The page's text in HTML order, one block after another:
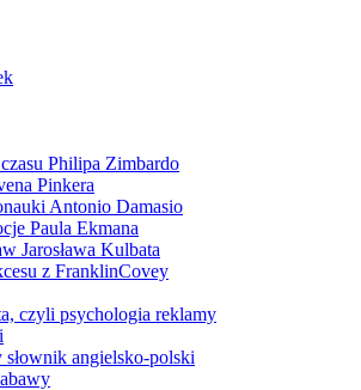
Philipa Zimbardo
Pinkera
Antonio Damasio
Paula Ekmana
Jarosława Kulbata
z FranklinCovey
czyli psychologia reklamy
angielsko-polski